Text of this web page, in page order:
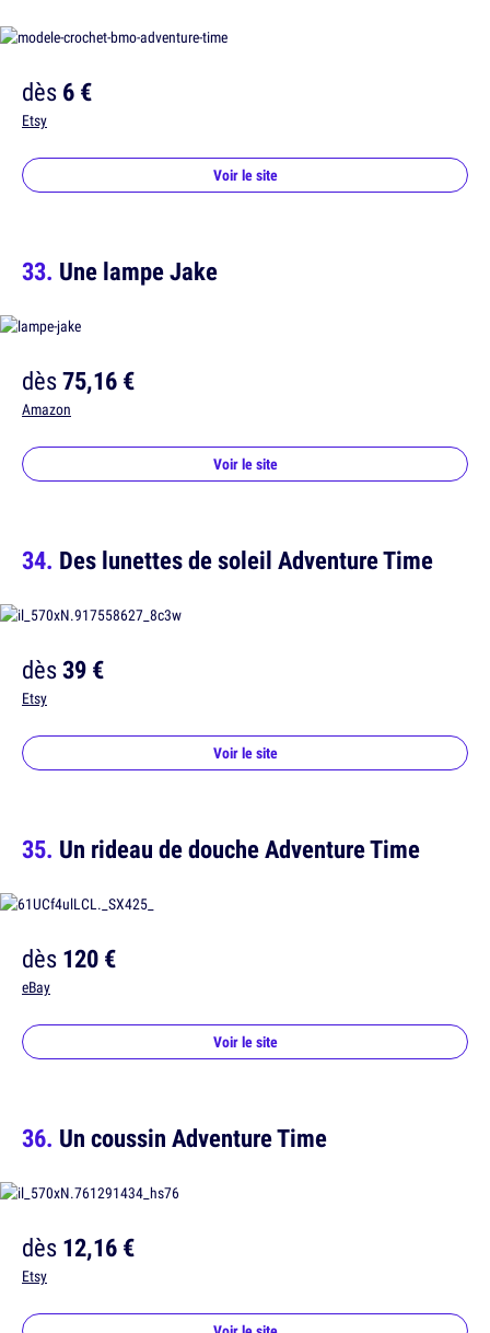
dès6 €
Etsy
Voir le site
Une lampe Jake
dès75,16 €
Amazon
Voir le site
Des lunettes de soleil Adventure Time
dès39 €
Etsy
Voir le site
Un rideau de douche Adventure Time
dès120 €
eBay
Voir le site
Un coussin Adventure Time
dès12,16 €
Etsy